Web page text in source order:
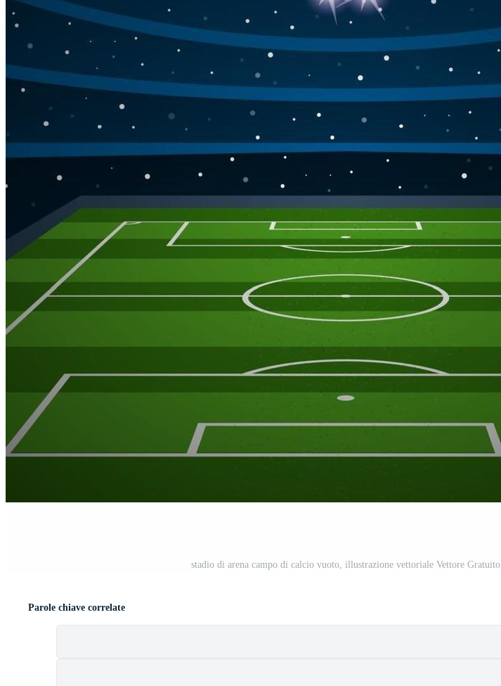
stadio di arena campo di calcio vuoto, illustrazione vettoriale Vettore Gratuito
Parole chiave correlate